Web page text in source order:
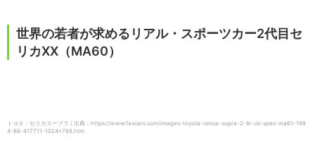
世界の若者が求めるリアル・スポーツカー2代目セ
リカXX（MA60）
トヨタ・セリカスープラ / 出典：https://www.favcars.com/images-toyota-celica-supra-2-8i-uk-spec-ma61-198
4-86-417711-1024×768.htm